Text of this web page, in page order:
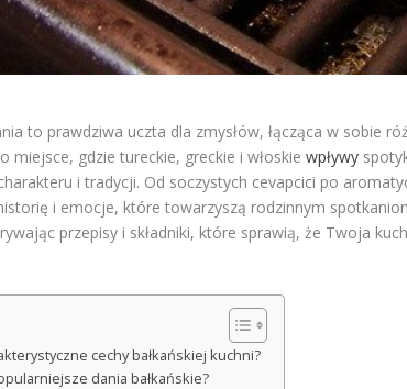
to prawdziwa uczta dla zmysłów, łącząca w sobie
miejsce, gdzie tureckie, greckie i włoskie wpływy
i tradycji. Od soczystych cevapcici po
i emocje, które towarzyszą rodzinnym
przepisy i składniki, które sprawią, że Twoja
cechy bałkańskiej kuchni?
dania bałkańskie?